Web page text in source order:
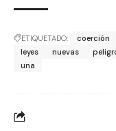
ETIQUETADO: coerción
leyes
nuevas
una